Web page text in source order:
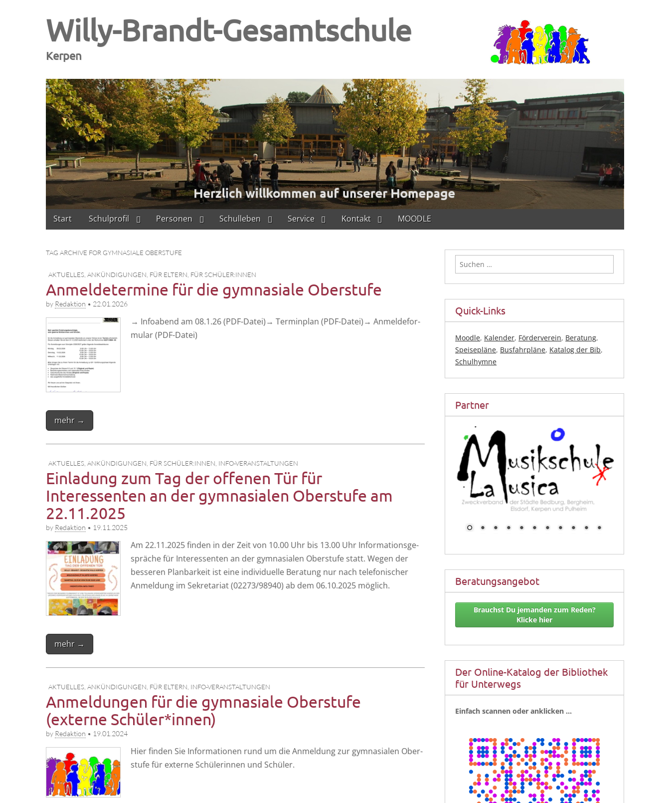
Willy-Brandt-Gesamtschule
Kerpen
Main
menu
Skip
to
Start Schulprofil Personen Schulleben Service Kontakt MOODLE
TAG ARCHIVE FOR GYMNASIALE OBERSTUFE
AKTUELLES ANKÜNDIGUNGEN FÜR ELTERN FÜR SCHÜLER:INNEN
Anmeldetermine für die gymnasiale Oberstufe
by Redaktion • 22.01.2026
→ Info­abend am 08.1.26 (PDF-Datei)→ Ter­min­plan (PDF-Datei)→ Anmel­de­for­
mu­lar (PDF-Datei)
mehr →
AKTUELLES ANKÜNDIGUNGEN FÜR SCHÜLER:INNEN INFO-VERANSTALTUNGEN
Einladung zum Tag der offenen Tür für
Interessenten an der gymnasialen Oberstufe am
22.11.2025
by Redaktion • 19.11.2025
Am 22.11.2025 fin­den in der Zeit von 10.00 Uhr bis 13.00 Uhr Infor­ma­ti­ons­ge­
sprä­che für Inter­es­sen­ten an der gym­na­sia­len Ober­stu­fe statt. Wegen der
bes­se­ren Plan­bar­keit ist eine indi­vi­du­el­le Bera­tung nur nach tele­fo­ni­scher
Anmel­dung im Sekre­ta­ri­at (02273/98940) ab dem 06.10.2025 möglich.
mehr →
AKTUELLES ANKÜNDIGUNGEN FÜR ELTERN INFO-VERANSTALTUNGEN
Anmeldungen für die gymnasiale Oberstufe
(externe Schüler*innen)
by Redaktion • 19.01.2024
Hier fin­den Sie Infor­ma­tio­nen rund um die Anmel­dung zur gym­na­sia­len Ober­
stu­fe für exter­ne Schü­le­rin­nen und Schüler.
Suchen
nach:
Quick-Links
Moodle, Kalender, Förderverein, Beratung,
Speisepläne, Busfahrpläne, Katalog der Bib,
Schulhymne
Partner
Beratungsangebot
Brauchst Du jemanden zum Reden?
Klicke hier
Der Online-Katalog der Bibliothek
für Unterwegs
Ein­fach scan­nen oder anklicken …